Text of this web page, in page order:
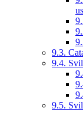
9.3.
9.4.
9.5.